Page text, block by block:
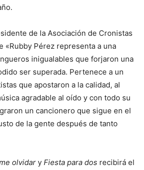
de la Asociación de Cronistas
«Rubby Pérez representa a una
inigualables que forjaron una
ser superada. Pertenece a un
que apostaron a la calidad, al
agradable al oído y con todo su
un cancionero que sigue en el
de la gente después de tanto
olvidar y Fiesta para dos recibirá el